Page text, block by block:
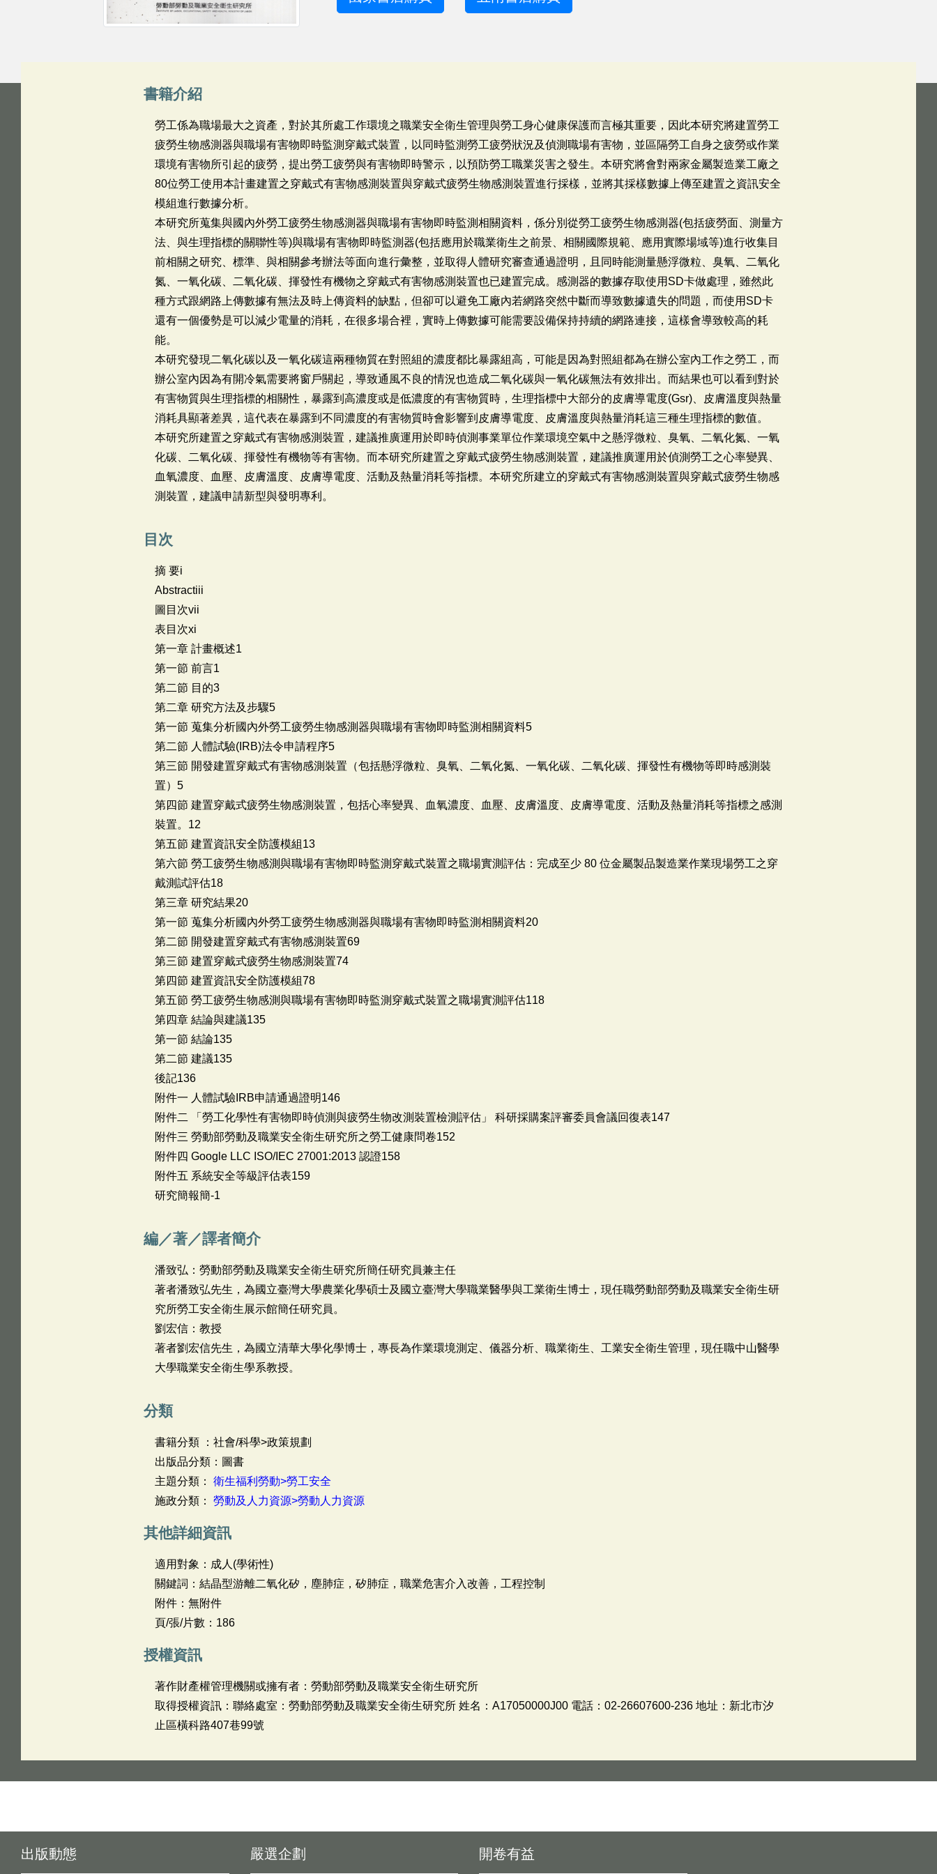
書籍介紹
勞工係為職場最大之資產，對於其所處工作環境之職業安全衛生管理與勞工身心健康保護而言極其重要，因此本研究將建置勞工
疲勞生物感測器與職場有害物即時監測穿戴式裝置，以同時監測勞工疲勞狀況及偵測職場有害物，並區隔勞工自身之疲勞或作業
環境有害物所引起的疲勞，提出勞工疲勞與有害物即時警示，以預防勞工職業災害之發生。本研究將會對兩家金屬製造業工廠之
80位勞工使用本計畫建置之穿戴式有害物感測裝置與穿戴式疲勞生物感測裝置進行採樣，並將其採樣數據上傳至建置之資訊安全
模組進行數據分析。
本研究所蒐集與國內外勞工疲勞生物感測器與職場有害物即時監測相關資料，係分別從勞工疲勞生物感測器(包括疲勞面、測量方
法、與生理指標的關聯性等)與職場有害物即時監測器(包括應用於職業衛生之前景、相關國際規範、應用實際場域等)進行收集目
前相關之研究、標準、與相關參考辦法等面向進行彙整，並取得人體研究審查通過證明，且同時能測量懸浮微粒、臭氧、二氧化
氮、一氧化碳、二氧化碳、揮發性有機物之穿戴式有害物感測裝置也已建置完成。感測器的數據存取使用SD卡做處理，雖然此
種方式跟網路上傳數據有無法及時上傳資料的缺點，但卻可以避免工廠內若網路突然中斷而導致數據遺失的問題，而使用SD卡
還有一個優勢是可以減少電量的消耗，在很多場合裡，實時上傳數據可能需要設備保持持續的網路連接，這樣會導致較高的耗
能。
本研究發現二氧化碳以及一氧化碳這兩種物質在對照組的濃度都比暴露組高，可能是因為對照組都為在辦公室內工作之勞工，而
辦公室內因為有開冷氣需要將窗戶關起，導致通風不良的情況也造成二氧化碳與一氧化碳無法有效排出。而結果也可以看到對於
有害物質與生理指標的相關性，暴露到高濃度或是低濃度的有害物質時，生理指標中大部分的皮膚導電度(Gsr)、皮膚溫度與熱量
消耗具顯著差異，這代表在暴露到不同濃度的有害物質時會影響到皮膚導電度、皮膚溫度與熱量消耗這三種生理指標的數值。
本研究所建置之穿戴式有害物感測裝置，建議推廣運用於即時偵測事業單位作業環境空氣中之懸浮微粒、臭氧、二氧化氮、一氧
化碳、二氧化碳、揮發性有機物等有害物。而本研究所建置之穿戴式疲勞生物感測裝置，建議推廣運用於偵測勞工之心率變異、
血氧濃度、血壓、皮膚溫度、皮膚導電度、活動及熱量消耗等指標。本研究所建立的穿戴式有害物感測裝置與穿戴式疲勞生物感
測裝置，建議申請新型與發明專利。
目次
摘 要i
Abstractiii
圖目次vii
表目次xi
第一章 計畫概述1
第一節 前言1
第二節 目的3
第二章 研究方法及步驟5
第一節 蒐集分析國內外勞工疲勞生物感測器與職場有害物即時監測相關資料5
第二節 人體試驗(IRB)法令申請程序5
第三節 開發建置穿戴式有害物感測裝置（包括懸浮微粒、臭氧、二氧化氮、一氧化碳、二氧化碳、揮發性有機物等即時感測裝
置）5
第四節 建置穿戴式疲勞生物感測裝置，包括心率變異、血氧濃度、血壓、皮膚溫度、皮膚導電度、活動及熱量消耗等指標之感測
裝置。12
第五節 建置資訊安全防護模組13
第六節 勞工疲勞生物感測與職場有害物即時監測穿戴式裝置之職場實測評估：完成至少 80 位金屬製品製造業作業現場勞工之穿
戴測試評估18
第三章 研究結果20
第一節 蒐集分析國內外勞工疲勞生物感測器與職場有害物即時監測相關資料20
第二節 開發建置穿戴式有害物感測裝置69
第三節 建置穿戴式疲勞生物感測裝置74
第四節 建置資訊安全防護模組78
第五節 勞工疲勞生物感測與職場有害物即時監測穿戴式裝置之職場實測評估118
第四章 結論與建議135
第一節 結論135
第二節 建議135
後記136
附件一 人體試驗IRB申請通過證明146
附件二 「勞工化學性有害物即時偵測與疲勞生物改測裝置檢測評估」 科研採購案評審委員會議回復表147
附件三 勞動部勞動及職業安全衛生研究所之勞工健康問卷152
附件四 Google LLC ISO/IEC 27001:2013 認證158
附件五 系統安全等級評估表159
研究簡報簡-1
編／著／譯者簡介
潘致弘：勞動部勞動及職業安全衛生研究所簡任研究員兼主任
著者潘致弘先生，為國立臺灣大學農業化學碩士及國立臺灣大學職業醫學與工業衛生博士，現任職勞動部勞動及職業安全衛生研
究所勞工安全衛生展示館簡任研究員。
劉宏信：教授
著者劉宏信先生，為國立清華大學化學博士，專長為作業環境測定、儀器分析、職業衛生、工業安全衛生管理，現任職中山醫學
大學職業安全衛生學系教授。
分類
書籍分類 ：社會/科學>政策規劃
出版品分類：圖書
主題分類： 衛生福利勞動>勞工安全
施政分類： 勞動及人力資源>勞動人力資源
其他詳細資訊
適用對象：成人(學術性)
關鍵詞：結晶型游離二氧化矽，塵肺症，矽肺症，職業危害介入改善，工程控制
附件：無附件
頁/張/片數：186
授權資訊
著作財產權管理機關或擁有者：勞動部勞動及職業安全衛生研究所
取得授權資訊：聯絡處室：勞動部勞動及職業安全衛生研究所 姓名：A17050000J00 電話：02-26607600-236 地址：新北市汐
止區橫科路407巷99號
出版動態 開卷有益
嚴選企劃